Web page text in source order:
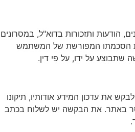
הודעות ותזכורות בדוא"ל, במסרונים
הסכמתו המפורשת של המשתמש
שתבוצע על ידו, על פי דין.
את עדכון המידע אודותיו, תיקונו
באתר. את הבקשה יש לשלוח בכתב